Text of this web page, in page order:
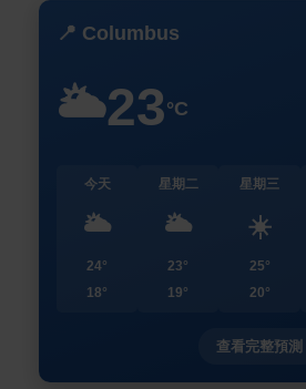
📍 Columbus
🌥️23°C
今天
🌥️
24°
18°
星期二
🌥️
23°
19°
星期三
☀️
25°
20°
查看完整預測